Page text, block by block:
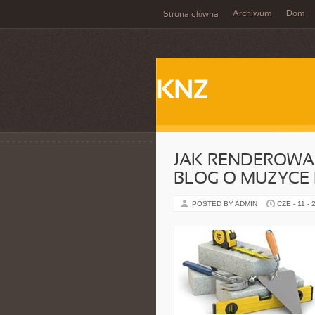
Strona główna Archiwum Dom
KNZ
JAK
BLOG O MUZYCE
POSTED BY ADMIN CZE - 11 -